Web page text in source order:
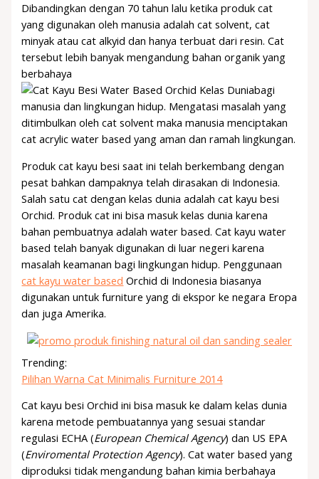
Dibandingkan dengan 70 tahun lalu ketika produk cat
yang digunakan oleh manusia adalah cat solvent, cat
minyak atau cat alkyid dan hanya terbuat dari resin. Cat
tersebut lebih banyak mengandung bahan organik yang
berbahaya
bagi
manusia dan lingkungan hidup. Mengatasi masalah yang
ditimbulkan oleh cat solvent maka manusia menciptakan
cat acrylic water based yang aman dan ramah lingkungan.
Produk cat kayu besi saat ini telah berkembang dengan
pesat bahkan dampaknya telah dirasakan di Indonesia.
Salah satu cat dengan kelas dunia adalah cat kayu besi
Orchid. Produk cat ini bisa masuk kelas dunia karena
bahan pembuatnya adalah water based. Cat kayu water
based telah banyak digunakan di luar negeri karena
masalah keamanan bagi lingkungan hidup. Penggunaan
cat kayu water based Orchid di Indonesia biasanya
digunakan untuk furniture yang di ekspor ke negara Eropa
dan juga Amerika.
Trending:
Pilihan Warna Cat Minimalis Furniture 2014
Cat kayu besi Orchid ini bisa masuk ke dalam kelas dunia
karena metode pembuatannya yang sesuai standar
regulasi ECHA (European Chemical Agency) dan US EPA
(Enviromental Protection Agency). Cat water based yang
diproduksi tidak mengandung bahan kimia berbahaya